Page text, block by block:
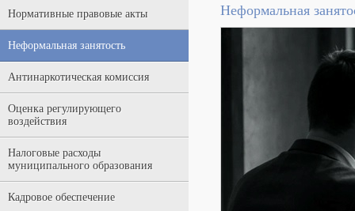
Нормативные правовые акты
Неформальная занятость
Антинаркотическая комиссия
Оценка регулирующего
воздействия
Налоговые расходы
муниципального образования
Кадровое обеспечение
Неформальная